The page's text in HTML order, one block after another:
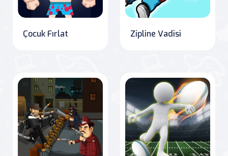
Çocuk Fırlat Zipline Vadisi